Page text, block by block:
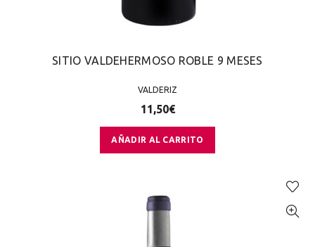
SITIO VALDEHERMOSO ROBLE 9 MESES
VALDERIZ
11,50€
AÑADIR AL CARRITO